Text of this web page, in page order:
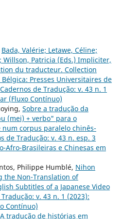
Bada, Valérie; Letawe, Céline;
Willson, Patricia (Eds.) Impliciter,
du traducteur. Collection
Presses Universitaires de
Cadernos de Tradução: v. 43 n. 1
(Fluxo Contínuo)
Sobre a tradução da
(mei) + verbo" para o
corpus paralelo chinês-
de Tradução: v. 43 n. esp. 3
Afro-Brasileiras e Chinesas em
Philippe Humblé, Nihon
the Non-Translation of
Subtitles of a Japanese Video
v. 43 n. 1 (2023):
Contínuo)
A tradução de histórias em